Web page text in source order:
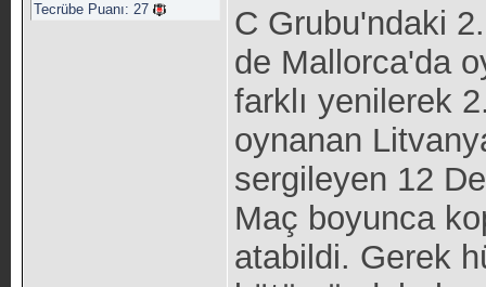
Tecrübe Puanı: 27
C Grubu'ndaki
de Mallorca'da
farklı yenilerek
oynanan
sergileyen 12
Maç boyunca
atabildi. Gerek